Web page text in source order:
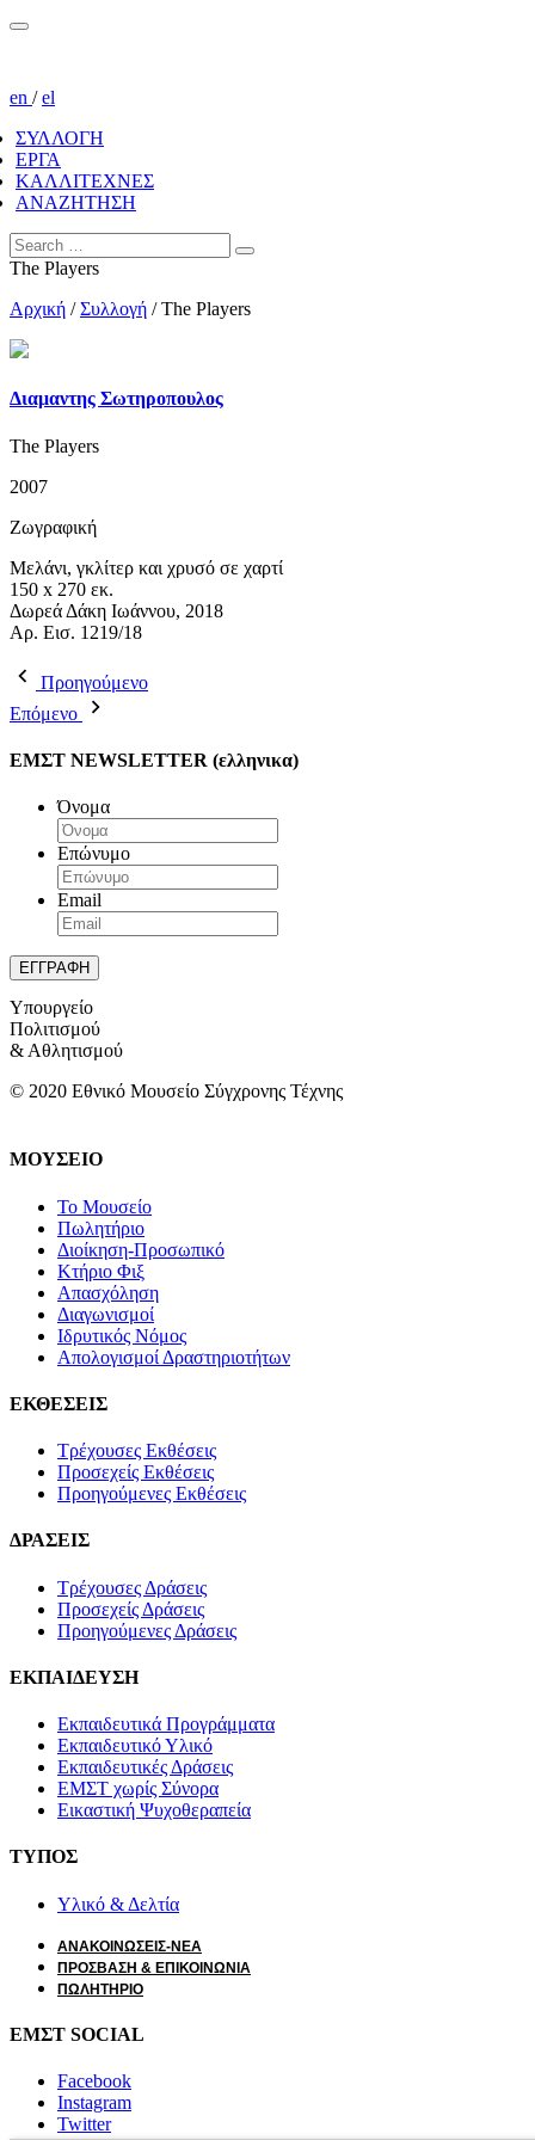
en /el
ΣΥΛΛΟΓΗ
ΕΡΓΑ
ΚΑΛΛΙΤΕΧΝΕΣ
ΑΝΑΖΗΤΗΣΗ
The Players
Αρχική /Συλλογή /The Players
Διαμαντης Σωτηροπουλος
The Players
2007
Ζωγραφική
Μελάνι, γκλίτερ και χρυσό σε χαρτί
150 x 270 εκ.
Δωρεά Δάκη Ιωάννου, 2018
Αρ. Εισ. 1219/18
Προηγούμενο
Επόμενο
ΕΜΣΤ NEWSLETTER (ελληνικα)
Όνομα
Επώνυμο
Email
Υπουργείο
Πολιτισμού
& Αθλητισμού
© 2020 Εθνικό Μουσείο Σύγχρονης Τέχνης
ΜΟΥΣΕΙΟ
Το Μουσείο
Πωλητήριο
Διοίκηση-Προσωπικό
Κτήριο Φιξ
Απασχόληση
Διαγωνισμοί
Ιδρυτικός Νόμος
Απολογισμοί Δραστηριοτήτων
ΕΚΘΕΣΕΙΣ
Τρέχουσες Εκθέσεις
Προσεχείς Εκθέσεις
Προηγούμενες Εκθέσεις
ΔΡΑΣΕΙΣ
Τρέχουσες Δράσεις
Προσεχείς Δράσεις
Προηγούμενες Δράσεις
ΕΚΠΑΙΔΕΥΣΗ
Εκπαιδευτικά Προγράμματα
Εκπαιδευτικό Υλικό
Εκπαιδευτικές Δράσεις
ΕΜΣΤ χωρίς Σύνορα
Εικαστική Ψυχοθεραπεία
ΤΥΠΟΣ
Υλικό & Δελτία
ΑΝΑΚΟΙΝΩΣΕΙΣ-ΝΕΑ
ΠΡΟΣΒΑΣΗ & ΕΠΙΚΟΙΝΩΝΙΑ
ΠΩΛΗΤΗΡΙΟ
ΕΜΣΤ SOCIAL
Facebook
Instagram
Twitter